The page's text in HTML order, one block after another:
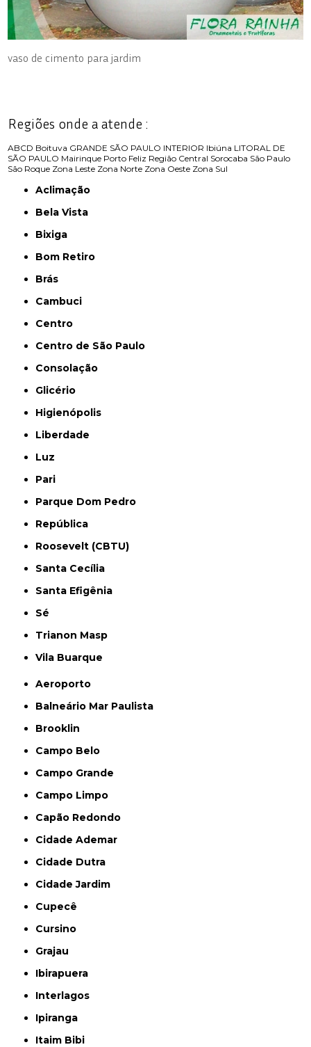
vaso de cimento para jardim
Regiões onde a atende :
ABCD Boituva GRANDE SÃO PAULO INTERIOR Ibiúna LITORAL DE
SÃO PAULO Mairinque Porto Feliz Região Central Sorocaba São Paulo
São Roque Zona Leste Zona Norte Zona Oeste Zona Sul
Aclimação
Bela Vista
Bixiga
Bom Retiro
Brás
Cambuci
Centro
Centro de São Paulo
Consolação
Glicério
Higienópolis
Liberdade
Luz
Pari
Parque Dom Pedro
República
Roosevelt (CBTU)
Santa Cecília
Santa Efigênia
Sé
Trianon Masp
Vila Buarque
Aeroporto
Balneário Mar Paulista
Brooklin
Campo Belo
Campo Grande
Campo Limpo
Capão Redondo
Cidade Ademar
Cidade Dutra
Cidade Jardim
Cupecê
Cursino
Grajau
Ibirapuera
Interlagos
Ipiranga
Itaim Bibi